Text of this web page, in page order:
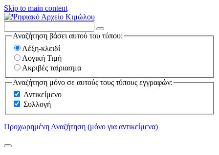
Skip to main content
Αναζήτηση βάσει αυτού του τύπου:
Λέξη-κλειδί
Λογική Τιμή
Ακριβές ταίριασμα
Αναζήτηση μόνο σε αυτούς τους τύπους εγγραφών:
Αντικείμενο
Συλλογή
Προχωρημένη Αναζήτηση (μόνο για αντικείμενα)